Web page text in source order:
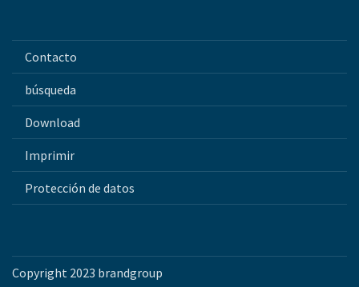
Contacto
búsqueda
Download
Imprimir
Protección de datos
Copyright 2023 brandgroup